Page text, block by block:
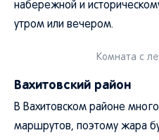
набережной и
утром или вечером.
Комната с
Вахитовский район
В Вахитовском районе
маршрутов, поэтому жара